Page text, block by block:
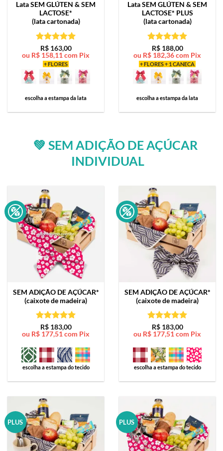
LataSEM GLÚTEN & SEM
LACTOSE*
(lata cartonada)
Avaliação5
de 5
R$163,00
ou R$ 158,11 com Pix
+ FLORES
escolha a estampa da lata
LataSEM GLÚTEN & SEM
LACTOSE* PLUS
(lata cartonada)
Avaliação5
de 5
R$188,00
ou R$ 182,36com Pix
+ FLORES + 1 CANECA
escolha a estampa da lata
💚 SEM ADIÇÃO DE AÇÚCAR
INDIVIDUAL
SEM ADIÇÃO DE AÇÚCAR*
(caixote de madeira)
Avaliação5
de 5
R$183,00
ou R$ 177,51com Pix
escolha a estampa do tecido
SEM ADIÇÃO DE AÇÚCAR*
(caixote de madeira)
Avaliação5
de 5
R$183,00
ou R$ 177,51com Pix
escolha a estampa do tecido
PLUS PLUS